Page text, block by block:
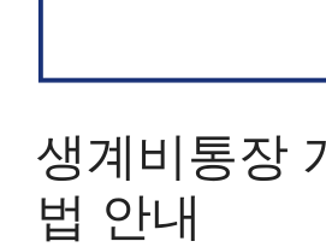
생계비통장
법 안내